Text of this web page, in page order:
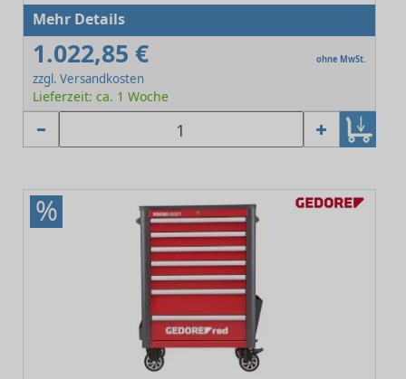
Mehr Details
1.022,85 € ohne MwSt.
zzgl. Versandkosten
Lieferzeit: ca. 1 Woche
%